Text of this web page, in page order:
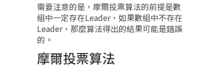
需要注意的是，摩爾投票算法的前提是數
組中一定存在Leader，如果數組中不存在
Leader，那麼算法得出的結果可能是錯誤
的。
摩爾投票算法